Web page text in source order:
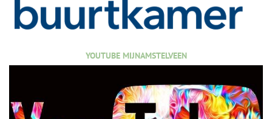
YOUTUBE MIJNAMSTELVEEN